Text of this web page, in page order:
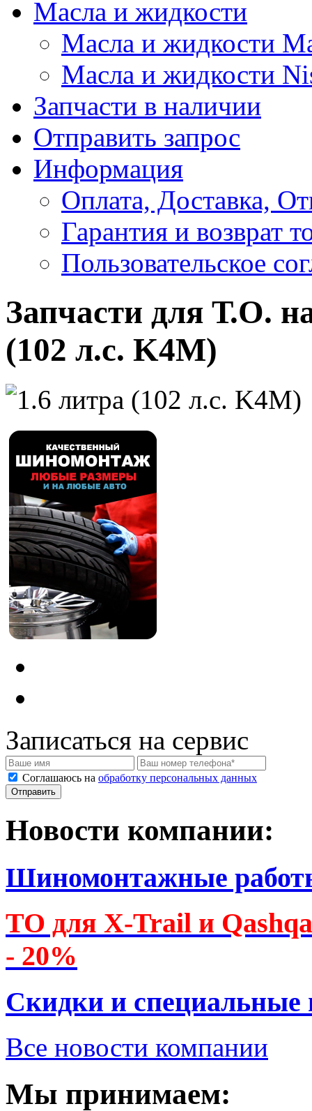
Масла и жидкости
Масла и жидкости
Масла и жидкости
Запчасти в наличии
Отправить запрос
Информация
Оплата, Доставка,
Гарантия и возврат
Пользовательское
Запчасти для Т.О.
(102 л.с. K4M)
Записаться на сервис
Соглашаюсь на обработку персональных данных
Новости компании:
Шиномонтажные
ТО для X-Trail и
- 20%
Скидки и специальные
Все новости компании
Мы принимаем: